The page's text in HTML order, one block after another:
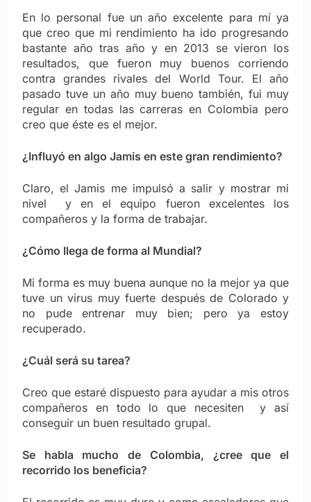
En lo personal fue un año excelente para mí ya
que creo que mi rendimiento ha ido progresando
bastante año tras año y en 2013 se vieron los
resultados, que fueron muy buenos corriendo
contra grandes rivales del World Tour. El año
pasado tuve un año muy bueno también, fui muy
regular en todas las carreras en Colombia pero
creo que éste es el mejor.
¿Influyó en algo Jamis en este gran rendimiento?
Claro, el Jamis me impulsó a salir y mostrar mi
nivel y en el equipo fueron excelentes los
compañeros y la forma de trabajar.
¿Cómo llega de forma al Mundial?
Mi forma es muy buena aunque no la mejor ya que
tuve un virus muy fuerte después de Colorado y
no pude entrenar muy bien; pero ya estoy
recuperado.
¿Cuál será su tarea?
Creo que estaré dispuesto para ayudar a mis otros
compañeros en todo lo que necesiten y así
conseguir un buen resultado grupal.
Se habla mucho de Colombia, ¿cree que el
recorrido los beneficia?